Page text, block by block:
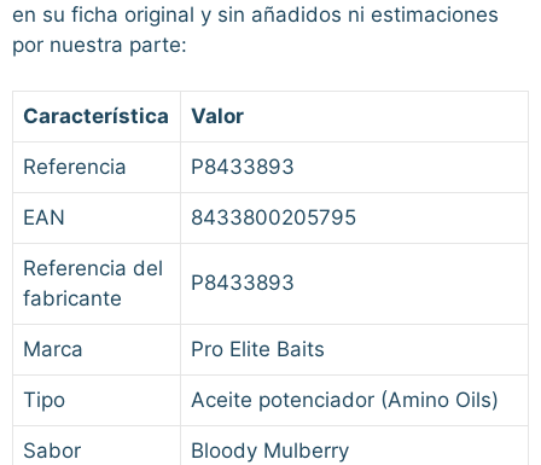
en su ficha original y sin añadidos ni estimaciones
por nuestra parte:
Característica Valor
Referencia P8433893
EAN 8433800205795
Referencia del
fabricante
P8433893
Marca Pro Elite Baits
Tipo Aceite potenciador (Amino Oils)
Sabor Bloody Mulberry